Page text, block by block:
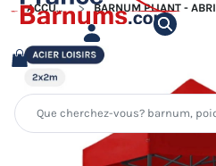
ACCUEIL BARNUM PLIANT - ABRI PLIABLE ACIER LOISIRS